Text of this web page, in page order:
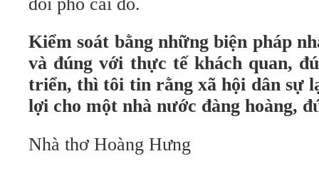
Kiểm soát bằng những biện pháp
và đúng với thực tế khách quan,
triển, thì tôi tin rằng xã hội dân sự
lợi cho một nhà nước đàng hoàng,
Nhà thơ Hoàng Hưng